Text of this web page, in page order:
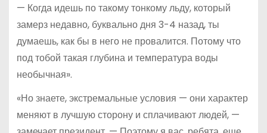
— Когда идешь по такому тонкому льду, который
замерз недавно, буквально дня 3-4 назад, ты
думаешь, как бы в него не провалится. Потому что
под тобой такая глубина и температура воды
необычная».
«Но знаете, экстремальные условия — они характер
меняют в лучшую сторону и сплачивают людей, —